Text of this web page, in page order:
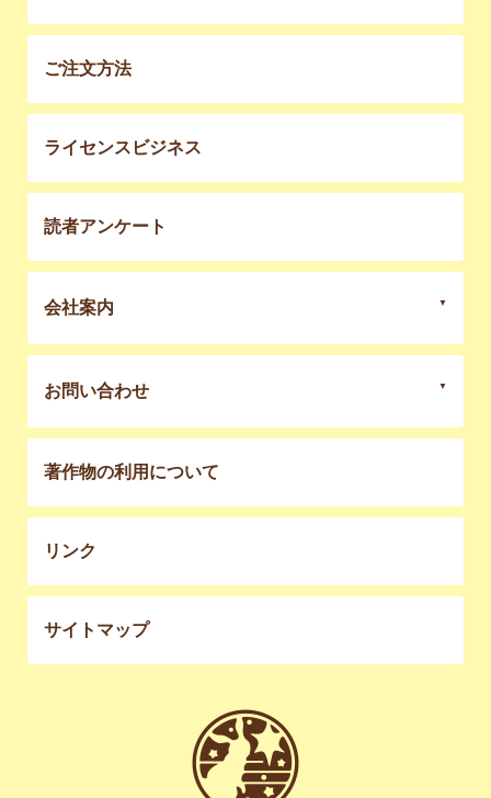
ご注文方法
ライセンスビジネス
読者アンケート
会社案内
お問い合わせ
著作物の利用について
リンク
サイトマップ